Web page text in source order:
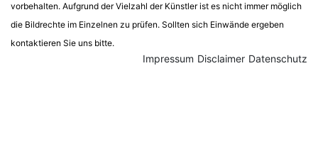
vorbehalten. Aufgrund der Vielzahl der Künstler ist es nicht immer möglich
die Bildrechte im Einzelnen zu prüfen. Sollten sich Einwände ergeben
kontaktieren Sie uns bitte.
Datenschutz
Disclaimer
Impressum